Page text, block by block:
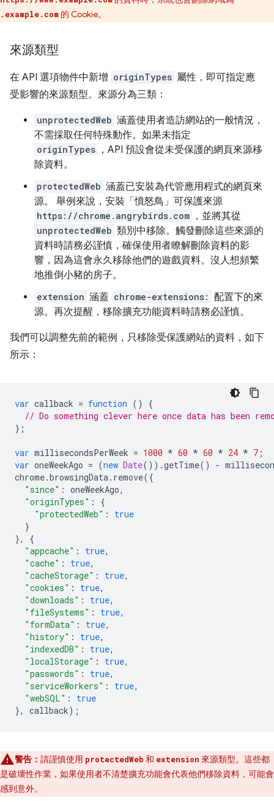
.example.com 的 Cookie。
來源類型
在 API 選項物件中新增 originTypes 屬性，即可指定應
受影響的來源類型。來源分為三類：
unprotectedWeb 涵蓋使用者造訪網站的一般情況，
不需採取任何特殊動作。如果未指定
originTypes ，API 預設會從未受保護的網頁來源移
除資料。
protectedWeb 涵蓋已安裝為代管應用程式的網頁來
源。 舉例來說，安裝「憤怒鳥」 可保護來源
https://chrome.angrybirds.com ，並將其從
unprotectedWeb 類別中移除。觸發刪除這些來源的
資料時請務必謹慎，確保使用者瞭解刪除資料的影
響，因為這會永久移除他們的遊戲資料。沒人想頻繁
地推倒小豬的房子。
extension 涵蓋 chrome-extensions: 配置下的來
源。再次提醒，移除擴充功能資料時請務必謹慎。
我們可以調整先前的範例，只移除受保護網站的資料，如下
所示：
var callback = function ()
{
// Do something clever here once data has been
};
var millisecondsPerWeek = 1000 * 60 * 60 * 24 * 7 ;
var oneWeekAgo = (new Date()).getTime() -
chrome.browsingData. remove({
"since" : oneWeekAgo,
"originTypes" :
{
"protectedWeb" :
true
}
},
{
"appcache" : true,
"cache" : true,
"cacheStorage" : true,
"cookies" : true,
"downloads" : true,
"fileSystems" : true,
"formData" : true,
"history" : true,
"indexedDB" : true,
"localStorage" : true,
"passwords" : true,
"serviceWorkers" : true,
"webSQL" :
true
},
callback);
警告： 請謹慎使用 protectedWeb 和 extension 來源類型。這些都
是破壞性作業，如果使用者不清楚擴充功能會代表他們移除資料，可能會
感到意外。